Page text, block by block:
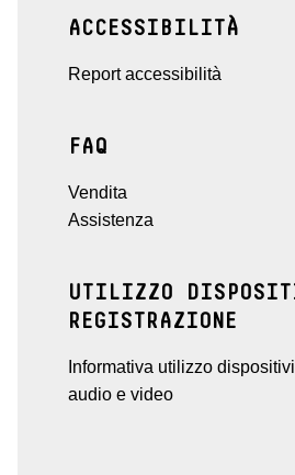
ACCESSIBILITÀ
Report accessibilità
FAQ
Vendita
Assistenza
UTILIZZO
REGISTRAZIONE
Informativa utilizzo
audio e video